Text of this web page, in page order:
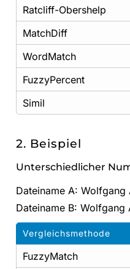
Ratcliff-Obershelp
MatchDiff
WordMatch
FuzzyPercent
Simil
2. Beispiel
Unterschiedlicher
Dateiname A:
Dateiname B:
Vergleichsmethode
FuzzyMatch